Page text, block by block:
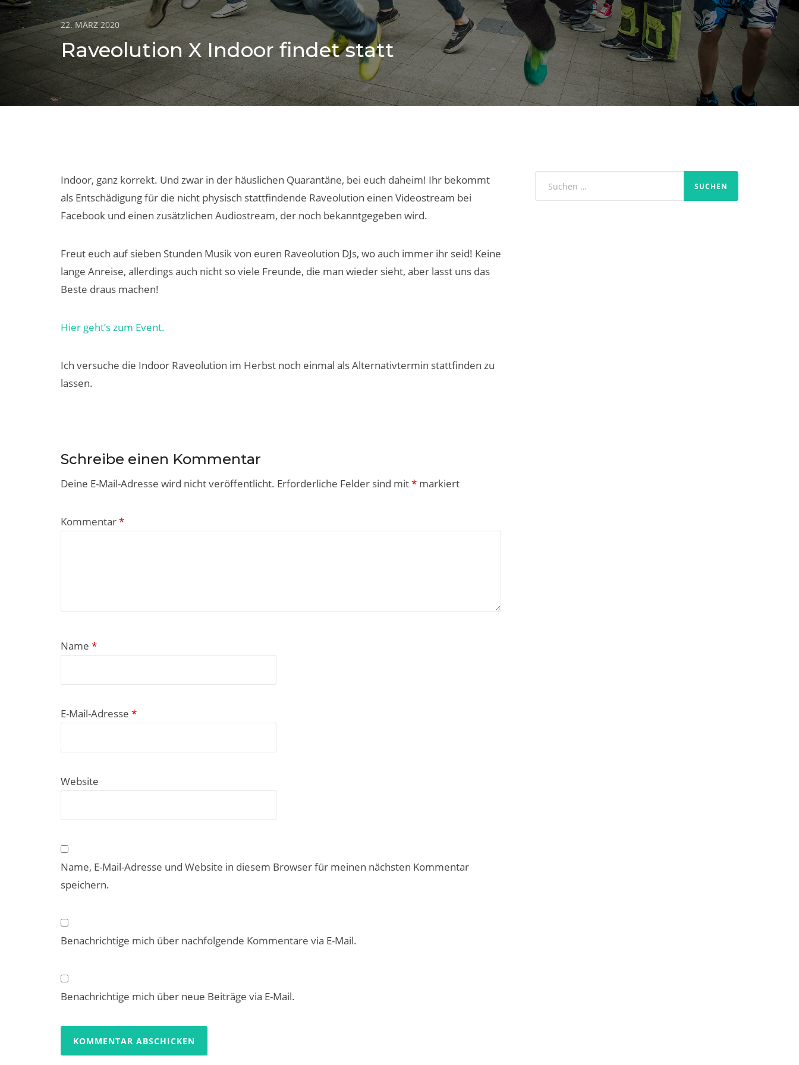
Posted
on
22. MÄRZ 2020
Raveolution X Indoor findet statt
Indoor, ganz korrekt. Und zwar in der häuslichen Quarantäne, bei euch daheim! Ihr bekommt
als Entschädigung für die nicht physisch stattfindende Raveolution einen Videostream bei
Facebook und einen zusätzlichen Audiostream, der noch bekanntgegeben wird.
Freut euch auf sieben Stunden Musik von euren Raveolution DJs, wo auch immer ihr seid! Keine
lange Anreise, allerdings auch nicht so viele Freunde, die man wieder sieht, aber lasst uns das
Beste draus machen!
Hier geht’s zum Event.
Ich versuche die Indoor Raveolution im Herbst noch einmal als Alternativtermin stattfinden zu
lassen.
Schreibe einen Kommentar
Deine E-Mail-Adresse wird nicht veröffentlicht. Erforderliche Felder sind mit* markiert
Kommentar*
Name *
E-Mail-Adresse *
Website
Name, E-Mail-Adresse und Website in diesem Browser für meinen nächsten Kommentar
speichern.
Benachrichtige mich über nachfolgende Kommentare via E-Mail.
Benachrichtige mich über neue Beiträge via E-Mail.
nach: